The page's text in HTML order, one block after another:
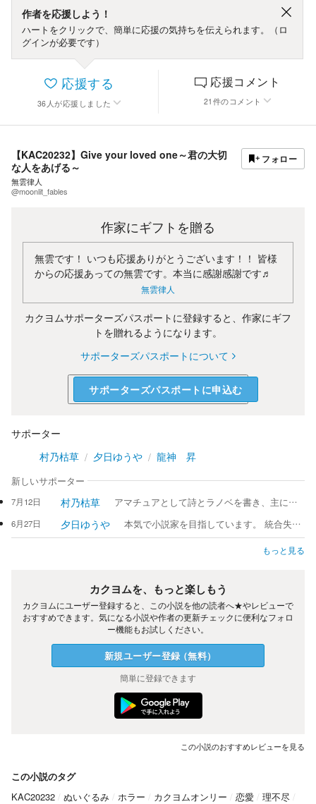
作者を応援しよう！
ハートをクリックで、簡単に応援の気持ちを伝えられます。（ロ
グインが必要です）
応援する
36 人 が応援しました
応援コメント
21 件のコメント
【KAC20232】Give your loved one～君の大切
な人をあげる～
無雲律人
@moonlit_fables
フォロー
作家にギフトを贈る
無雲です！ いつも応援ありがとうございます！！ 皆様
からの応援あっての無雲です。本当に感謝感謝です♬
無雲律人
カクヨムサポーターズパスポートに登録すると、作家にギフ
トを贈れるようになります。
サポーターズパスポートについて
サポーターズパスポートに申込む
サポーター
村乃枯草
夕日ゆうや 龍神 昇
新しいサポーター
7月12日 村乃枯草 アマチュアとして詩とラノベを書き、主に「カクヨム」で活動。二十年以上正社員勤務を続ける一方、精神科で不安定さと誇大妄想を露見させる、二重見当識に近い状態。書き物も、端正な作品と、崩れた病状の吐露と、両極端に別れます。
6月27日 夕日ゆうや 本気で小説家を目指しています。 統合失調症の持病持ちですが、寛解し今できる精一杯のことをします。よろしくお願いします。また趣味でプラモデルや粘土細工、アニメ鑑賞、映画鑑賞、プログラミング、音楽鑑賞などなどをしています。イラストの練習や音楽も勉強したいと考えています。 一時期AIイラストは使用していました。それ以外でAIは100%使っておりません。
もっと見る
カクヨムを、もっと楽しもう
カクヨムにユーザー登録すると、この小説を他の読者へ★やレビューで
おすすめできます。気になる小説や作者の更新チェックに便利なフォロ
ー機能もお試しください。
新規ユーザー登録（無料）
簡単に登録できます
この小説のおすすめレビューを見る
この小説のタグ
KAC20232
ぬいぐるみ ホラー カクヨムオンリー 恋愛
理不尽